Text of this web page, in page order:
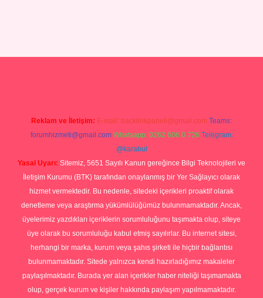
Reklam ve İletişim: E-mail: backlinkpaneli@gmail.com Teams:
forumhizmeti@gmail.com Whatsapp: 0262 606 0 726 Telegram:
@karabul
Yasal Uyarı: Sitemiz, 5651 Sayılı Kanun gereğince Bilgi Teknolojileri ve
İletişim Kurumu (BTK) tarafından onaylanmış bir Yer Sağlayıcı olarak
hizmet vermektedir. Bu nedenle, sitedeki içerikleri proaktif olarak
denetleme veya araştırma yükümlülüğümüz bulunmamaktadır. Ancak,
üyelerimiz yazdıkları içeriklerin sorumluluğunu taşımakta olup, siteye
üye olarak bu sorumluluğu kabul etmiş sayılırlar. Bu internet sitesi,
herhangi bir marka, kurum veya şahıs şirketi ile hiçbir bağlantısı
bulunmamaktadır. Sitede yalnızca kendi hazırladığımız makaleler
paylaşılmaktadır. Burada yer alan içerikler haber niteliği taşımamakta
olup, gerçek kurum ve kişiler hakkında paylaşım yapılmamaktadır.